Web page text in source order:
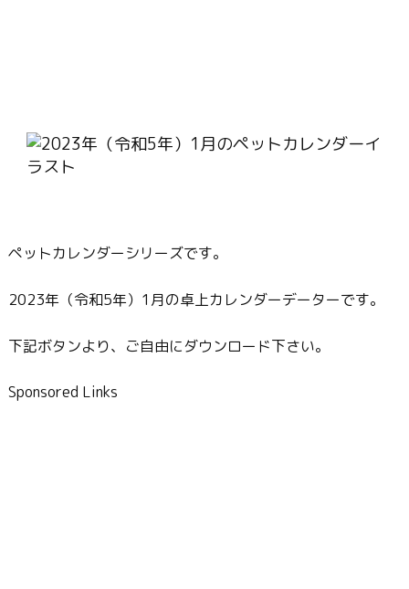
ペットカレンダーシリーズです。
2023年（令和5年）1月の卓上カレンダーデーターです。
下記ボタンより、ご自由にダウンロード下さい。
Sponsored Links